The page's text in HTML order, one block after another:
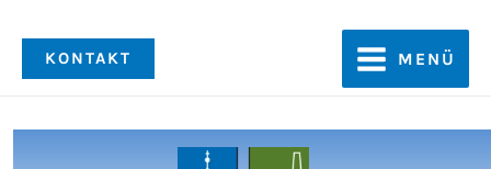
Inhalt
springenKONTAKT MENÜ